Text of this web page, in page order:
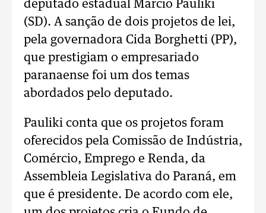
deputado estadual Marcio Pauliki
(SD). A sanção de dois projetos de lei,
pela governadora Cida Borghetti (PP),
que prestigiam o empresariado
paranaense foi um dos temas
abordados pelo deputado.
Pauliki conta que os projetos foram
oferecidos pela Comissão de Indústria,
Comércio, Emprego e Renda, da
Assembleia Legislativa do Paraná, em
que é presidente. De acordo com ele,